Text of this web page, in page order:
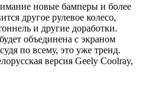
новые бамперы и более
другое рулевое колесо,
и другие доработки.
объединена с экраном
по всему, это уже тренд.
версия Geely Coolray,